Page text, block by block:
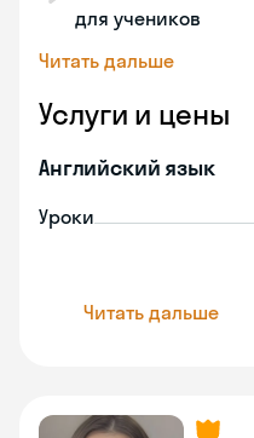
для учеников
Читать дальше
Услуги и цены
Английский язык
Уроки
Читать дальше